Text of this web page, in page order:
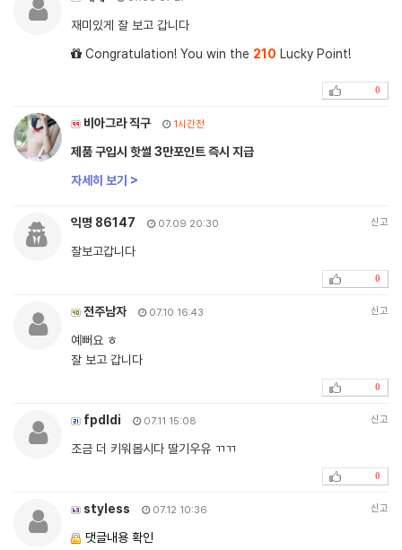
재미있게 잘 보고 갑니다
Congratulation! You win the 210 Lucky Point!
0
비아그라 직구 1시간전
제품 구입시 핫썰 3만포인트 즉시 지급
자세히 보기 >
익명 86147 07.09 20:30 신고
잘보고갑니다
0
전주남자 07.10 16:43 신고
예뻐요 ㅎ
잘 보고 갑니다
0
fpdldi 07.11 15:08 신고
조금 더 키워봅시다 딸기우유 ㄲㄲ
0
styless 07.12 10:36 신고
댓글내용 확인